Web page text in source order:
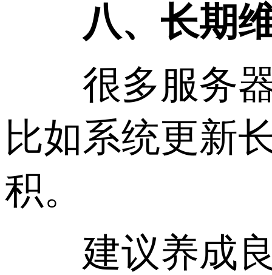
八、长期维
很多服务器
比如系统更新
积。
建议养成良